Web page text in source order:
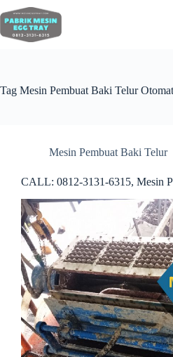
Tag Mesin Pembuat Baki Telur
Mesin Pembuat Baki Telur
CALL: 0812-3131-6315, Mesin